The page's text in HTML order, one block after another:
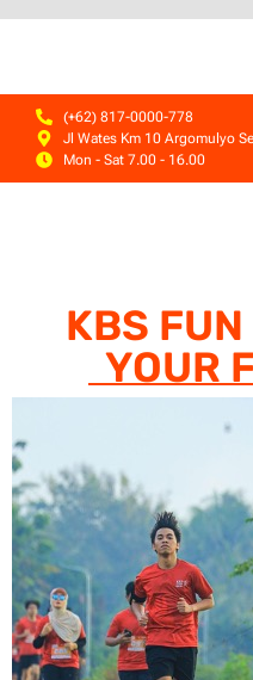
(+62) 817-0000-778
Jl Wates Km 10 Argomulyo
Mon - Sat 7.00 - 16.00
KBS
YOUR